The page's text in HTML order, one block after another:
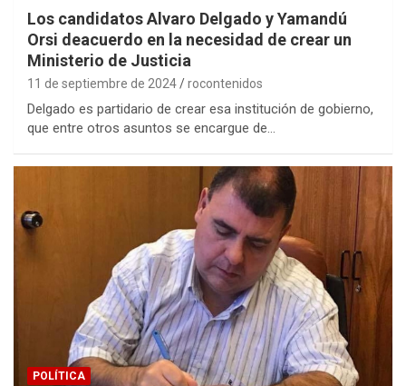
Los candidatos Alvaro Delgado y Yamandú
Orsi deacuerdo en la necesidad de crear un
Ministerio de Justicia
11 de septiembre de 2024 rocontenidos
Delgado es partidario de crear esa institución de gobierno,
que entre otros asuntos se encargue de…
POLÍTICA